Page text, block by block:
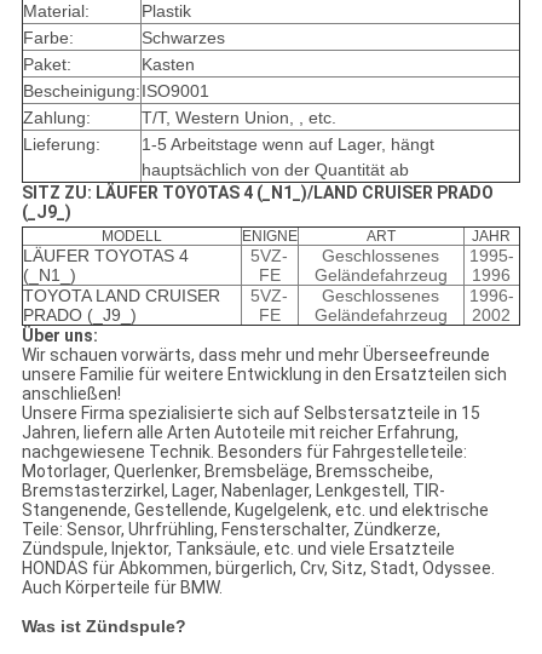
Material:
Plastik
Farbe:
Schwarzes
Paket:
Kasten
Bescheinigung:ISO9001
Zahlung:
T/T, Western Union, , etc.
Lieferung:
1-5 Arbeitstage wenn auf Lager, hängt
hauptsächlich von der Quantität ab
SITZ ZU: LÄUFER TOYOTAS 4 (_N1_)/LAND CRUISER PRADO
(_J9_)
MODELL ENIGNE ART JAHR
LÄUFER TOYOTAS 4
(_N1_)
5VZ-
FE
Geschlossenes
Geländefahrzeug
1995-
1996
TOYOTA LAND CRUISER
PRADO (_J9_)
5VZ-
FE
Geschlossenes
Geländefahrzeug
1996-
2002
Über uns:
Wir schauen vorwärts, dass mehr und mehr Überseefreunde
unsere Familie für weitere Entwicklung in den Ersatzteilen sich
anschließen!
Unsere Firma spezialisierte sich auf Selbstersatzteile in 15
Jahren, liefern alle Arten Autoteile mit reicher Erfahrung,
nachgewiesene Technik. Besonders für Fahrgestelleteile:
Motorlager, Querlenker, Bremsbeläge, Bremsscheibe,
Bremstasterzirkel, Lager, Nabenlager, Lenkgestell, TIR-
Stangenende, Gestellende, Kugelgelenk, etc. und elektrische
Teile: Sensor, Uhrfrühling, Fensterschalter, Zündkerze,
Zündspule, Injektor, Tanksäule, etc. und viele Ersatzteile
HONDAS für Abkommen, bürgerlich, Crv, Sitz, Stadt, Odyssee.
Auch Körperteile für BMW.
Was ist Zündspule?